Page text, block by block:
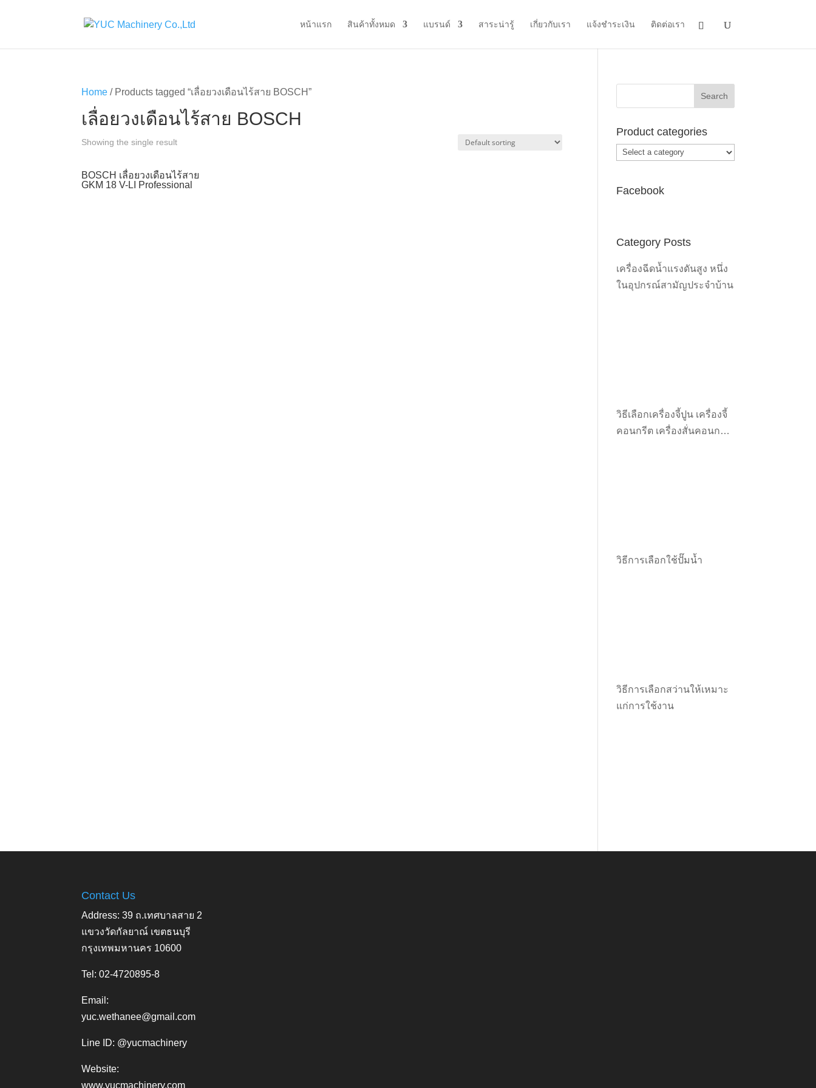
หน้าแรก สินค้าทั้งหมด แบรนด์ สาระน่ารู้ เกี่ยวกับเรา แจ้งชำระเงิน ติดต่อเรา
Home / Products tagged “เลื่อยวงเดือนไร้สาย BOSCH”
เลื่อยวงเดือนไร้สาย BOSCH
Showing the single result
BOSCH เลื่อยวงเดือนไร้สาย
GKM 18 V-LI Professional
Product categories
Facebook
Category Posts
เครื่องฉีดน้ำแรงดันสูง หนึ่ง
ในอุปกรณ์สามัญประจำบ้าน
วิธีเลือกเครื่องจี้ปูน เครื่องจี้
คอนกรีต เครื่องสั่นคอนกรีต
วิธีการเลือกใช้ปั๊มน้ำ
วิธีการเลือกสว่านให้เหมาะ
แก่การใช้งาน
Contact Us
Address: 39 ถ.เทศบาลสาย 2
แขวงวัดกัลยาณ์ เขตธนบุรี
กรุงเทพมหานคร 10600
Tel: 02-4720895-8
Email:
yuc.wethanee@gmail.com
Line ID: @yucmachinery
Website:
www.yucmachinery.com